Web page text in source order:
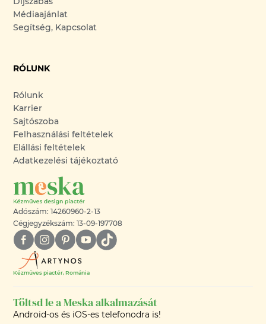
Médiaajánlat
Segítség, Kapcsolat
RÓLUNK
Rólunk
Karrier
Sajtószoba
Felhasználási feltételek
Elállási feltételek
Adatkezelési tájékoztató
Adószám: 14260960-2-13
Cégjegyzékszám: 13-09-197708
Kézműves piactér, Románia
Töltsd le a Meska alkalmazását
Android-os és iOS-es telefonodra is!